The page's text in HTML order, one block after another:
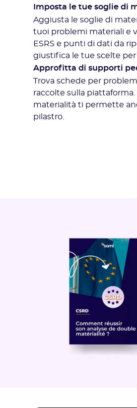
Imposta le tue soglie di
Aggiusta le soglie di
tuoi problemi materiali e
ESRS e punti di dati da
giustifica le tue scelte per
Approfitta di supporti
Trova schede per
raccolte sulla
materialità ti permette
pilastro.